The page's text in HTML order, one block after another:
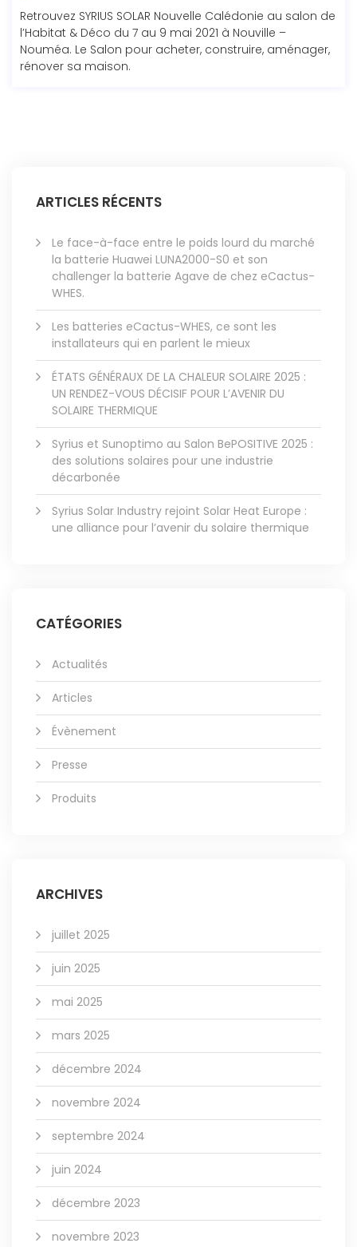
Retrouvez SYRIUS SOLAR Nouvelle Calédonie au salon de
l’Habitat & Déco du 7 au 9 mai 2021 à Nouville –
Nouméa. Le Salon pour acheter, construire, aménager,
rénover sa maison.
ARTICLES RÉCENTS
Le face-à-face entre le poids lourd du marché
la batterie Huawei LUNA2000-S0 et son
challenger la batterie Agave de chez eCactus-
WHES.
Les batteries eCactus-WHES, ce sont les
installateurs qui en parlent le mieux
ÉTATS GÉNÉRAUX DE LA CHALEUR SOLAIRE 2025 :
UN RENDEZ-VOUS DÉCISIF POUR L’AVENIR DU
SOLAIRE THERMIQUE
Syrius et Sunoptimo au Salon BePOSITIVE 2025 :
des solutions solaires pour une industrie
décarbonée
Syrius Solar Industry rejoint Solar Heat Europe :
une alliance pour l’avenir du solaire thermique
CATÉGORIES
Actualités
Articles
Évènement
Presse
Produits
ARCHIVES
juillet 2025
juin 2025
mai 2025
mars 2025
décembre 2024
novembre 2024
septembre 2024
juin 2024
décembre 2023
novembre 2023